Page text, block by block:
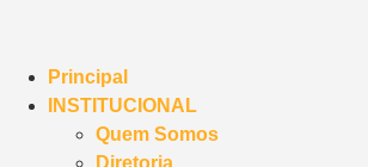
Principal
INSTITUCIONAL
Quem Somos
Diretoria